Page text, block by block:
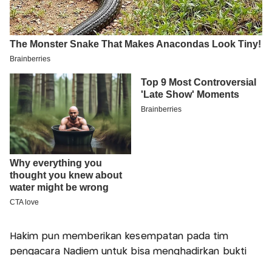
Hakim pun memberikan kesempatan pada tim
pengacara Nadiem untuk bisa menghadirkan bukti